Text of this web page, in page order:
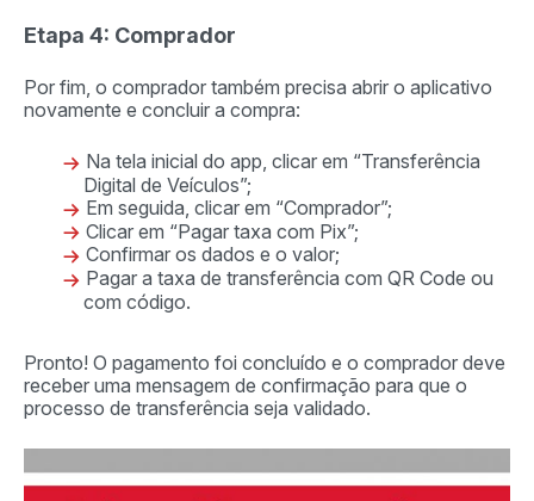
Etapa 4: Comprador
Por fim, o comprador também precisa abrir o aplicativo
novamente e concluir a compra:
Na tela inicial do app, clicar em “Transferência
Digital de Veículos”;
Em seguida, clicar em “Comprador”;
Clicar em “Pagar taxa com Pix”;
Confirmar os dados e o valor;
Pagar a taxa de transferência com QR Code ou
com código.
Pronto! O pagamento foi concluído e o comprador deve
receber uma mensagem de confirmação para que o
processo de transferência seja validado.